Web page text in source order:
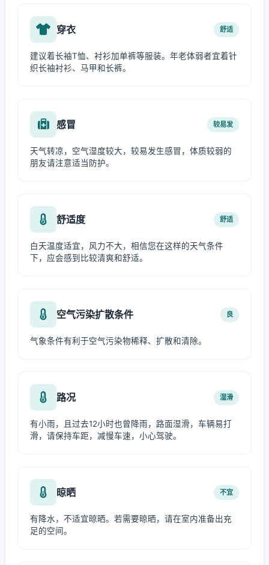
穿衣 舒适
建议着长袖T恤、衬衫加单裤等服装。年老体弱者宜着针
织长袖衬衫、马甲和长裤。
感冒 较易发
天气转凉，空气湿度较大，较易发生感冒，体质较弱的
朋友请注意适当防护。
舒适度 舒适
白天温度适宜，风力不大，相信您在这样的天气条件
下，应会感到比较清爽和舒适。
空气污染扩散条件 良
气象条件有利于空气污染物稀释、扩散和清除。
路况 湿滑
有小雨，且过去12小时也曾降雨，路面湿滑，车辆易打
滑，请保持车距，减慢车速，小心驾驶。
晾晒 不宜
有降水，不适宜晾晒。若需要晾晒，请在室内准备出充
足的空间。